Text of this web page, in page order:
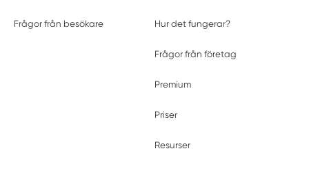
Frågor från besökare Hur det fungerar?
Frågor från företag
Premium
Priser
Resurser